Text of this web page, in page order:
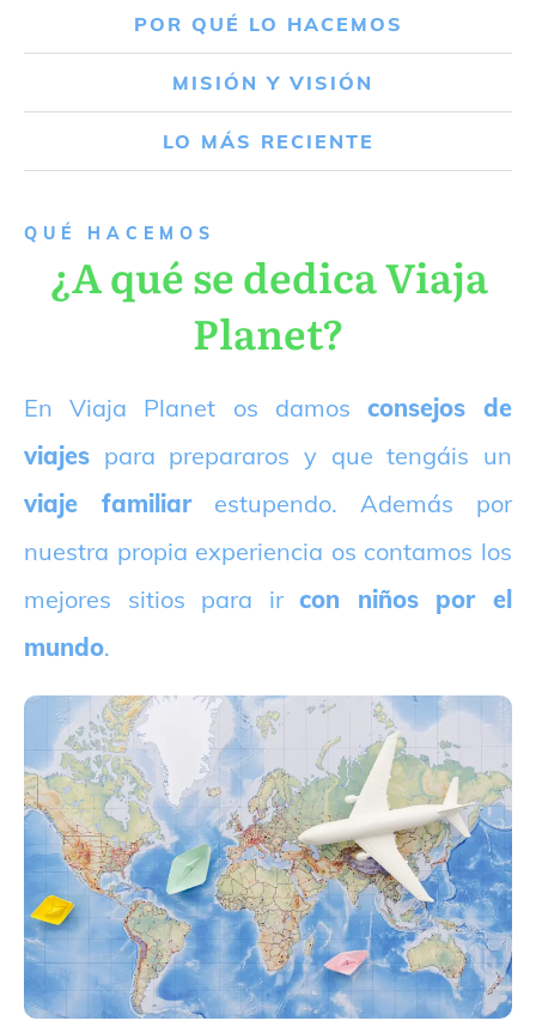
POR QUÉ LO HACEMOS
MISIÓN Y VISIÓN
LO MÁS RECIENTE
QUÉ HACEMOS
¿A qué se dedica Viaja
Planet?
En Viaja Planet os damos consejos de
viajes para prepararos y que tengáis un
viaje familiarestupendo. Además por
nuestra propia experiencia os contamos los
mejores sitios para ircon niños por el
mundo.